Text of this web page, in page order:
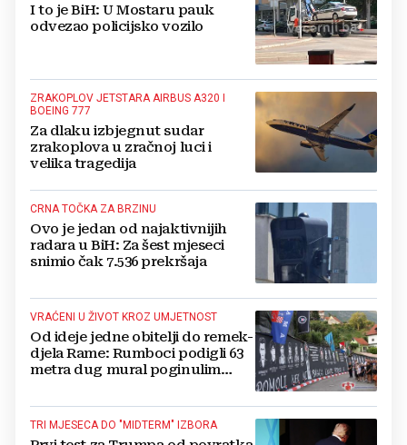
I to je BiH: U Mostaru pauk
odvezao policijsko vozilo
ZRAKOPLOV JETSTARA AIRBUS A320 I
BOEING 777
Za dlaku izbjegnut sudar
zrakoplova u zračnoj luci i
velika tragedija
CRNA TOČKA ZA BRZINU
Ovo je jedan od najaktivnijih
radara u BiH: Za šest mjeseci
snimio čak 7.536 prekršaja
VRAĆENI U ŽIVOT KROZ UMJETNOST
Od ideje jedne obitelji do remek-
djela Rame: Rumboci podigli 63
metra dug mural poginulim
TRI MJESECA DO "MIDTERM" IZBORA